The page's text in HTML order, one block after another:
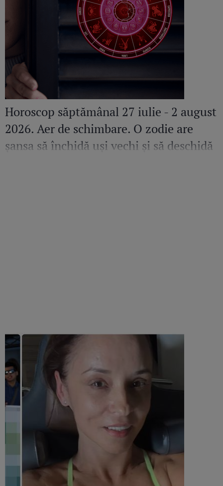
Horoscop săptămânal 27 iulie - 2 august
2026. Aer de schimbare. O zodie are
șansa să închidă uși vechi și să deschidă